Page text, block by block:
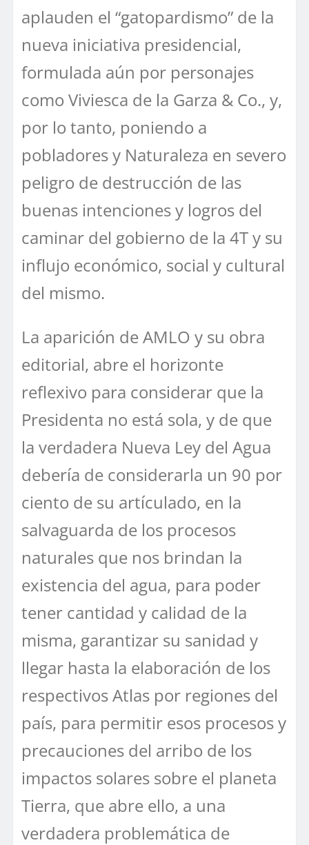
aplauden el “gatopardismo” de la
nueva iniciativa presidencial,
formulada aún por personajes
como Viviesca de la Garza & Co., y,
por lo tanto, poniendo a
pobladores y Naturaleza en severo
peligro de destrucción de las
buenas intenciones y logros del
caminar del gobierno de la 4T y su
influjo económico, social y cultural
del mismo.
La aparición de AMLO y su obra
editorial, abre el horizonte
reflexivo para considerar que la
Presidenta no está sola, y de que
la verdadera Nueva Ley del Agua
debería de considerarla un 90 por
ciento de su artículado, en la
salvaguarda de los procesos
naturales que nos brindan la
existencia del agua, para poder
tener cantidad y calidad de la
misma, garantizar su sanidad y
llegar hasta la elaboración de los
respectivos Atlas por regiones del
país, para permitir esos procesos y
precauciones del arribo de los
impactos solares sobre el planeta
Tierra, que abre ello, a una
verdadera problemática de